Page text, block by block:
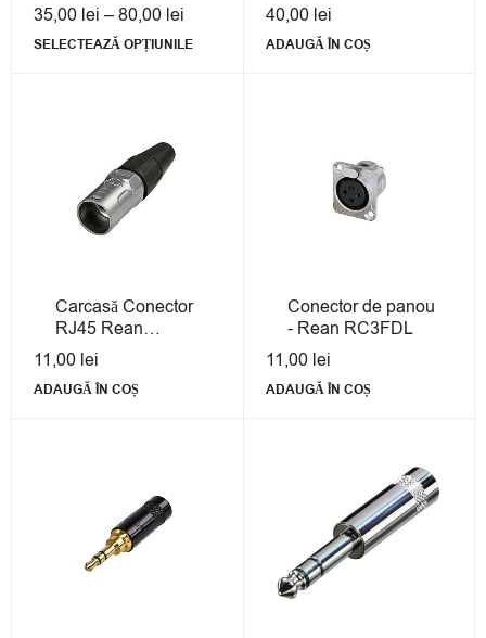
35,00 lei –80,00 lei
SELECTEAZĂ OPȚIUNILE
Jack 3m
40,00 lei
ADAUGĂ ÎN COȘ
Carcasă Conector
RJ45 Rean
RE8MY-1
11,00 lei
ADAUGĂ ÎN COȘ
Conector de panou
- Rean RC3FDL
11,00 lei
ADAUGĂ ÎN COȘ